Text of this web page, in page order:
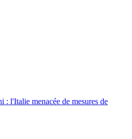
: l'Italie menacée de mesures de